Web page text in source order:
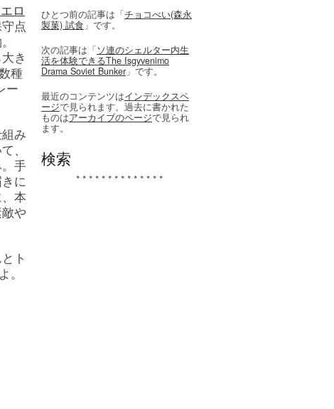
ロ
点
き
種
ー
み
、
手
に
本
や
ト
。
ひとつ前の記事は「チョコべい(森永
製菓) 試食 」です。
次の記事は「ソ連のシェルター内生
活を体験できるThe Isgyvenimo
Drama Soviet Bunker 」です。
最近のコンテンツはインデックスペ
ージで見られます。過去に書かれた
ものはアーカイブのページで見られ
ます。
検索
* * * * * * * * * * * * * *